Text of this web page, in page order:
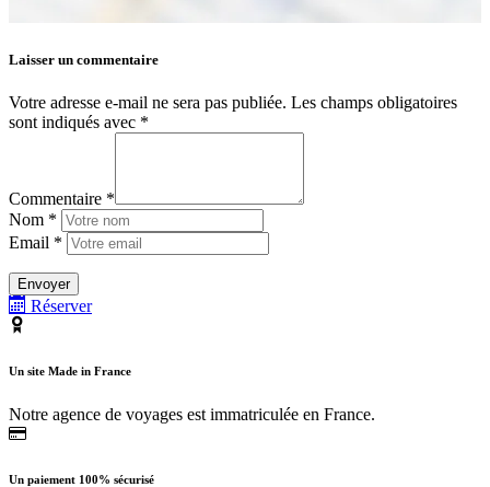
Laisser un commentaire
Votre adresse e-mail ne sera pas publiée. Les champs obligatoires
sont indiqués avec *
Commentaire *
Nom *
Email *
Réserver
Un site Made in France
Notre agence de voyages est immatriculée en France.
Un paiement 100% sécurisé